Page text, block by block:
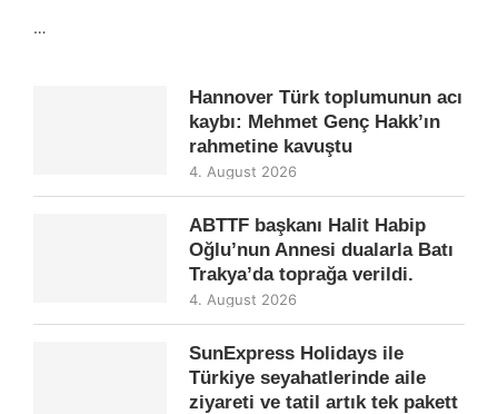
…
Hannover Türk toplumunun acı
kaybı: Mehmet Genç Hakk’ın
rahmetine kavuştu
4. August 2026
ABTTF başkanı Halit Habip
Oğlu’nun Annesi dualarla Batı
Trakya’da toprağa verildi.
4. August 2026
SunExpress Holidays ile
Türkiye seyahatlerinde aile
ziyareti ve tatil artık tek pakett